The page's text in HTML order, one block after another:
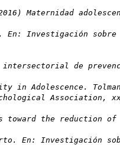
Maternidad
En: Investigación
de
in Adolescence.
Association,
toward the reduction
En: Investigación